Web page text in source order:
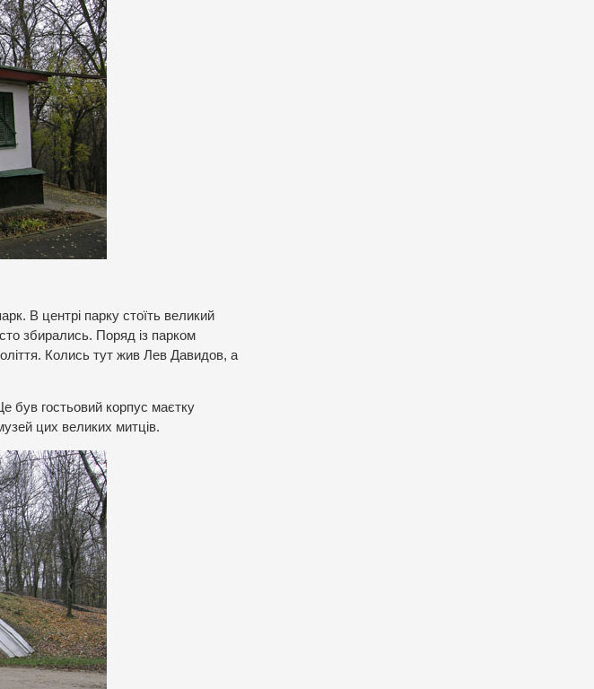
В центрі парку стоїть великий
збирались. Поряд із парком
Колись тут жив Лев Давидов, а
був гостьовий корпус маєтку
цих великих митців.